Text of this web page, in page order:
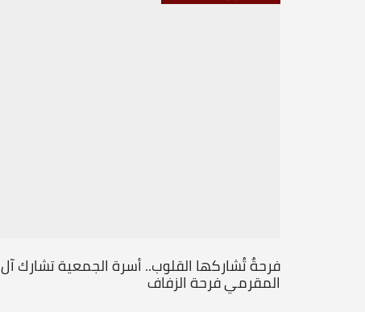
فرحةٌ تُشاركها القلوب.. أسرة الجمعية تشارك آل
المقرمي فرحة الزفاف